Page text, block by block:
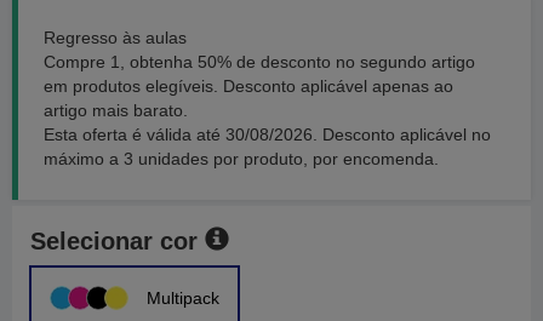
Regresso às aulas
Compre 1, obtenha 50% de desconto no segundo artigo
em produtos elegíveis. Desconto aplicável apenas ao
artigo mais barato.
Esta oferta é válida até 30/08/2026. Desconto aplicável no
máximo a 3 unidades por produto, por encomenda.
Selecionar cor
Multipack